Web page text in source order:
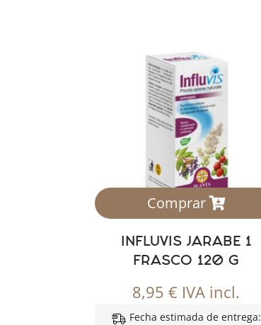
Comprar
INFLUVIS JARABE 1
FRASCO 120 G
8,95€ IVA incl.
Fecha estimada de entrega: